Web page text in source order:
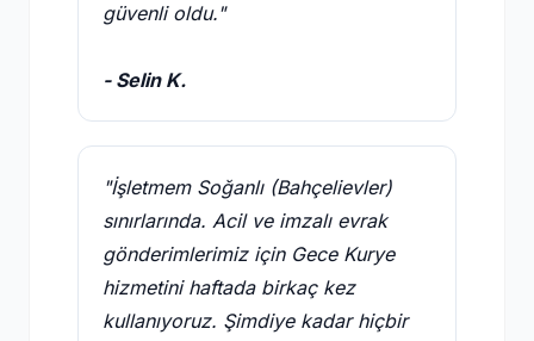
güvenli oldu."
- Selin K.
"İşletmem Soğanlı (Bahçelievler)
sınırlarında. Acil ve imzalı evrak
gönderimlerimiz için Gece Kurye
hizmetini haftada birkaç kez
kullanıyoruz. Şimdiye kadar hiçbir